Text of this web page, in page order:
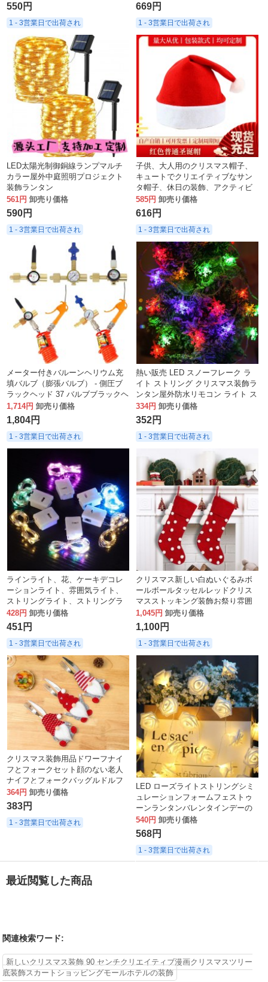
550円
1 - 3営業日で出荷され
669円
1 - 3営業日で出荷され
LED太陽光制御銅線ランプマルチ
カラー屋外中庭照明プロジェクト
装飾ランタン
561円 卸売り価格
590円
1 - 3営業日で出荷され
子供、大人用のクリスマス帽子、
キュートでクリエイティブなサン
タ帽子、休日の装飾、アクティビ
ティ用の高級ぬいぐるみ雪だるま
帽子
585円 卸売り価格
616円
1 - 3営業日で出荷され
メーター付きバルーンヘリウム充
填バルブ（膨張バルブ） - 側圧ブ
ラックヘッド 37 バルブブラックヘ
ッド口ヘリウム減圧バルブ
1,714円 卸売り価格
1,804円
1 - 3営業日で出荷され
熱い販売 LED スノーフレーク ラ
イト ストリング クリスマス装飾ラ
ンタン屋外防水リモコン ライト ス
トリング
334円 卸売り価格
352円
1 - 3営業日で出荷され
ラインライト、花、ケーキデコレ
ーションライト、雰囲気ライト、
ストリングライト、ストリングラ
イト、ギフトデコレーションライ
ト、屋外春祭りライト
428円 卸売り価格
451円
1 - 3営業日で出荷され
クリスマス新しい白ぬいぐるみボ
ールボールタッセルレッドクリス
マスストッキング装飾お祭り雰囲
気ペンダント
1,045円 卸売り価格
1,100円
1 - 3営業日で出荷され
クリスマス装飾用品ドワーフナイ
フとフォークセット顔のない老人
ナイフとフォークバッグルドルフ
カトラリーセット
364円 卸売り価格
383円
1 - 3営業日で出荷され
LED ローズライトストリングシミ
ュレーションフォームフェストゥ
ーンランタンバレンタインデーの
雰囲気装飾ローズライトストリン
グ卸売
540円 卸売り価格
568円
1 - 3営業日で出荷され
最近閲覧した商品
関連検索ワード:
新しいクリスマス装飾 90 センチクリエイティブ漫画クリスマスツリー
底装飾スカートショッピングモールホテルの装飾